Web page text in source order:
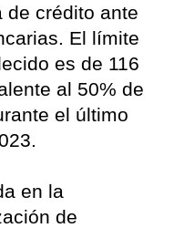
de crédito ante
El límite
es de 116
al 50% de
el último
en la
de